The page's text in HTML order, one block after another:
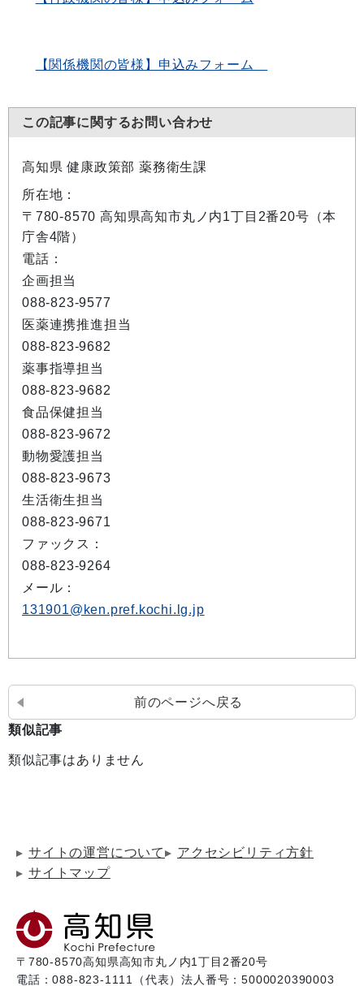
【関係機関の皆様】申込みフォーム
この記事に関するお問い合わせ
高知県 健康政策部 薬務衛生課
所在地：
〒780-8570 高知県高知市丸ノ内1丁目2番20号（本
庁舎4階）
電話：
企画担当
088-823-9577
医薬連携推進担当
088-823-9682
薬事指導担当
088-823-9682
食品保健担当
088-823-9672
動物愛護担当
088-823-9673
生活衛生担当
088-823-9671
ファックス：
088-823-9264
メール：
131901@ken.pref.kochi.lg.jp
前のページへ戻る
類似記事
類似記事はありません
サイトの運営について
アクセシビリティ方針
サイトマップ
〒780-8570高知県高知市丸ノ内1丁目2番20号
電話：088-823-1111（代表）法人番号：5000020390003